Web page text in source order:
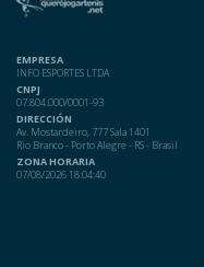
EMPRESA
INFO ESPORTES LTDA
CNPJ
07.804.000/0001-93
DIRECCIÓN
Av. Mostardeiro, 777 Sala 1401
Rio Branco - Porto Alegre - RS - Brasil
ZONA HORARIA
07/08/2026 18:04:40